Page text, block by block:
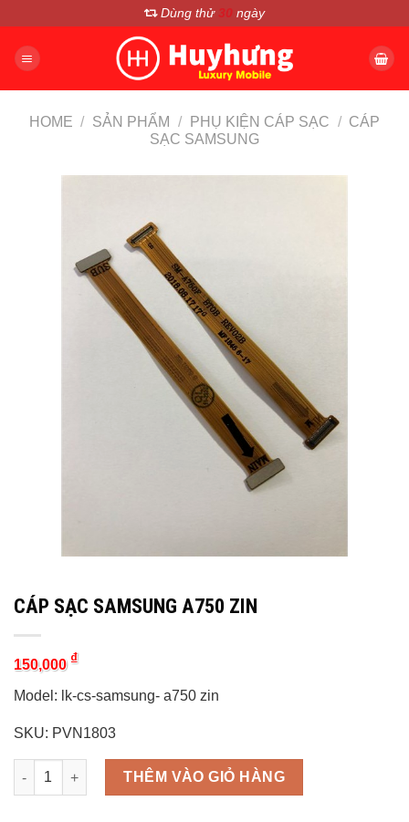
nội
Dùng thử 30 ngày
HOME / SẢN PHẨM / PHỤ KIỆN CÁP SẠC / CÁP
SẠC SAMSUNG
CÁP SẠC SAMSUNG A750 ZIN
150,000 ₫
Model: lk-cs-samsung- a750 zin
SKU: PVN1803
Quantity
THÊM VÀO GIỎ HÀNG